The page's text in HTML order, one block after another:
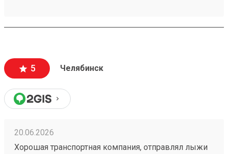
5 Челябинск
20.06.2026
Хорошая транспортная компания, отправлял лыжи